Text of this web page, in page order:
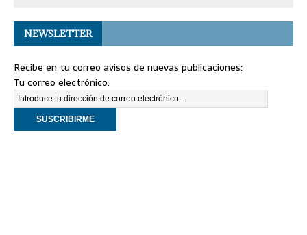
NEWSLETTER
Recibe en tu correo avisos de nuevas publicaciones:
Tu correo electrónico: